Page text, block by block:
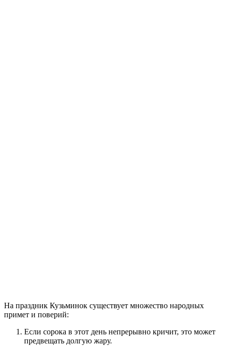
На праздник Кузьминок существует множество народных
примет и поверий:
Если сорока в этот день непрерывно кричит, это может
предвещать долгую жару.